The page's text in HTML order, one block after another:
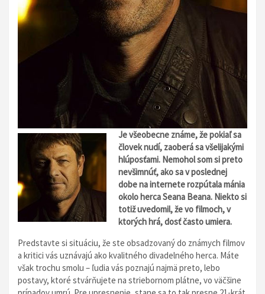
Je všeobecne známe, že pokiaľ sa
človek nudí, zaoberá sa všelijakými
hlúposťami. Nemohol som si preto
nevšimnúť, ako sa v poslednej
dobe na internete rozpútala mánia
okolo herca Seana Beana. Niekto si
totiž uvedomil, že vo filmoch, v
ktorých hrá, dosť často umiera.
Predstavte si situáciu, že ste obsadzovaný do známych filmov
a kritici vás uznávajú ako kvalitného divadelného herca. Máte
však trochu smolu – ľudia vás poznajú najmä preto, lebo
postavy, ktoré stvárňujete na striebornom plátne, vo väčšine